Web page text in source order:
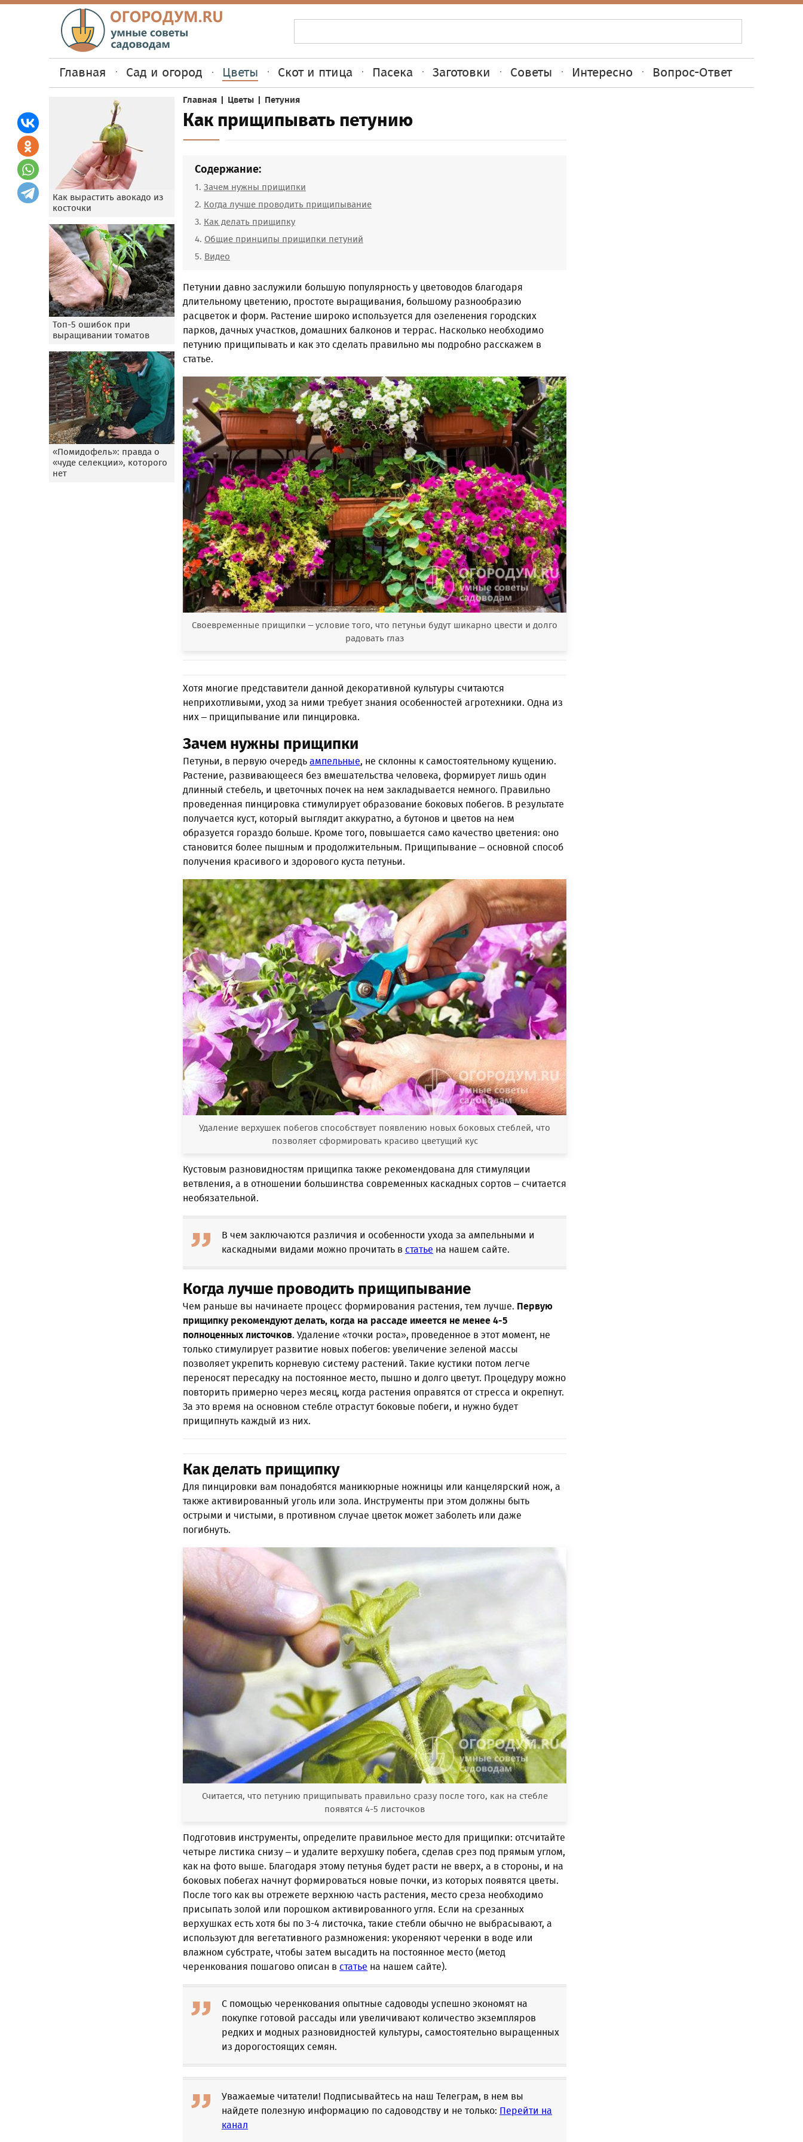
Главная Сад и огород Цветы Скот и птица Пасека Заготовки Советы Интересно Вопрос-Ответ
Как вырастить авокадо из
косточки
Топ-5 ошибок при
выращивании томатов
«Помидофель»: правда о
«чуде селекции», которого
нет
Главная | Цветы | Петуния
Как прищипывать петунию
Содержание:
Зачем нужны прищипки
Когда лучше проводить прищипывание
Как делать прищипку
Общие принципы прищипки петуний
Видео
Петунии давно заслужили большую популярность у цветоводов благодаря
длительному цветению, простоте выращивания, большому разнообразию
расцветок и форм. Растение широко используется для озеленения городских
парков, дачных участков, домашних балконов и террас. Насколько необходимо
петунию прищипывать и как это сделать правильно мы подробно расскажем в
статье.
Своевременные прищипки – условие того, что петуньи будут шикарно цвести и долго
радовать глаз
Хотя многие представители данной декоративной культуры считаются
неприхотливыми, уход за ними требует знания особенностей агротехники. Одна из
них – прищипывание или пинцировка.
Зачем нужны прищипки
Петуньи, в первую очередь ампельные, не склонны к самостоятельному кущению.
Растение, развивающееся без вмешательства человека, формирует лишь один
длинный стебель, и цветочных почек на нем закладывается немного. Правильно
проведенная пинцировка стимулирует образование боковых побегов. В результате
получается куст, который выглядит аккуратно, а бутонов и цветов на нем
образуется гораздо больше. Кроме того, повышается само качество цветения: оно
становится более пышным и продолжительным. Прищипывание – основной способ
получения красивого и здорового куста петуньи.
Удаление верхушек побегов способствует появлению новых боковых стеблей, что
позволяет сформировать красиво цветущий кус
Кустовым разновидностям прищипка также рекомендована для стимуляции
ветвления, а в отношении большинства современных каскадных сортов – считается
необязательной.
В чем заключаются различия и особенности ухода за ампельными и
каскадными видами можно прочитать в статье на нашем сайте.
Когда лучше проводить прищипывание
Чем раньше вы начинаете процесс формирования растения, тем лучше. Первую
прищипку рекомендуют делать, когда на рассаде имеется не менее 4-5
полноценных листочков. Удаление «точки роста», проведенное в этот момент, не
только стимулирует развитие новых побегов: увеличение зеленой массы
позволяет укрепить корневую систему растений. Такие кустики потом легче
переносят пересадку на постоянное место, пышно и долго цветут. Процедуру можно
повторить примерно через месяц, когда растения оправятся от стресса и окрепнут.
За это время на основном стебле отрастут боковые побеги, и нужно будет
прищипнуть каждый из них.
Как делать прищипку
Для пинцировки вам понадобятся маникюрные ножницы или канцелярский нож, а
также активированный уголь или зола. Инструменты при этом должны быть
острыми и чистыми, в противном случае цветок может заболеть или даже
погибнуть.
Считается, что петунию прищипывать правильно сразу после того, как на стебле
появятся 4-5 листочков
Подготовив инструменты, определите правильное место для прищипки: отсчитайте
четыре листика снизу – и удалите верхушку побега, сделав срез под прямым углом,
как на фото выше. Благодаря этому петунья будет расти не вверх, а в стороны, и на
боковых побегах начнут формироваться новые почки, из которых появятся цветы.
После того как вы отрежете верхнюю часть растения, место среза необходимо
присыпать золой или порошком активированного угля. Если на срезанных
верхушках есть хотя бы по 3-4 листочка, такие стебли обычно не выбрасывают, а
используют для вегетативного размножения: укореняют черенки в воде или
влажном субстрате, чтобы затем высадить на постоянное место (метод
черенкования пошагово описан в статье на нашем сайте).
С помощью черенкования опытные садоводы успешно экономят на
покупке готовой рассады или увеличивают количество экземпляров
редких и модных разновидностей культуры, самостоятельно выращенных
из дорогостоящих семян.
Уважаемые читатели! Подписывайтесь на наш Телеграм, в нем вы
найдете полезную информацию по садоводству и не только: Перейти на
канал